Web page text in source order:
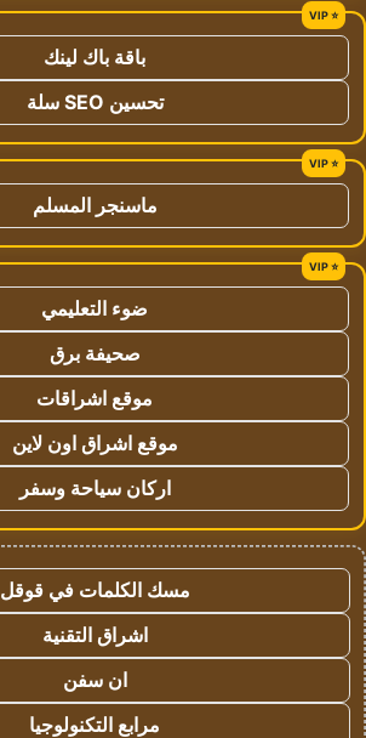
باقة باك لينك
تحسين SEO سلة
ماسنجر المسلم
ضوء التعليمي
صحيفة برق
موقع اشراقات
موقع اشراق اون لاين
اركان سياحة وسفر
مسك الكلمات في قوقل
اشراق التقنية
ان سفن
مرابع التكنولوجيا